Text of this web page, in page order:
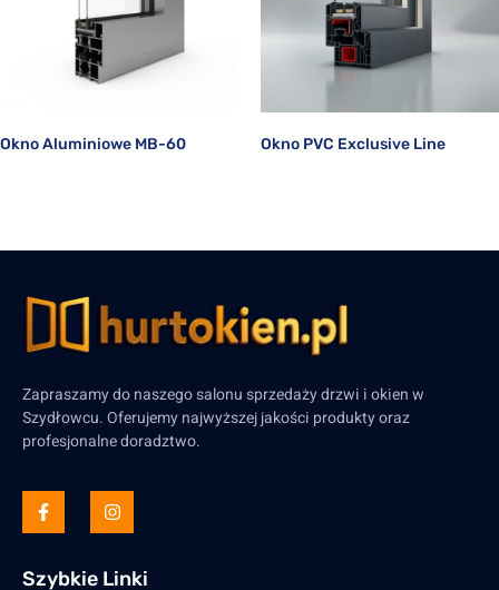
Okno Aluminiowe MB-60 Okno PVC Exclusive Line
Zapraszamy do naszego salonu sprzedaży drzwi i okien w
Szydłowcu. Oferujemy najwyższej jakości produkty oraz
profesjonalne doradztwo.
Szybkie Linki